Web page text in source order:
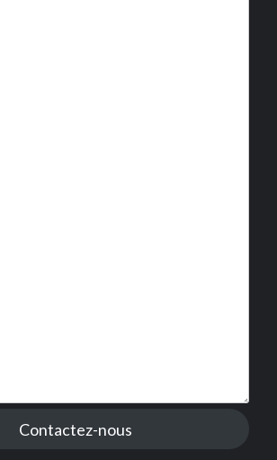
Contactez-nous